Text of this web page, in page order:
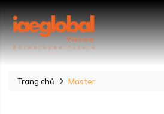
Trang chủ Master